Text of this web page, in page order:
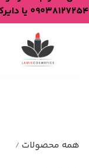
همه محصولات /